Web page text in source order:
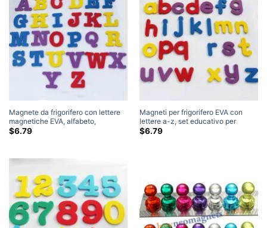
Magnete da frigorifero con lettere
magnetiche EVA, alfabeto,
educativo, impara le parole in
$6.79
Magneti per frigorifero EVA con
lettere a-z, set educativo per
bambini, magnete per frigorifero
$6.79